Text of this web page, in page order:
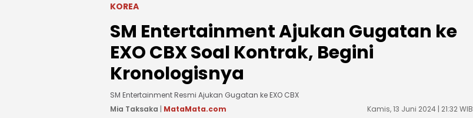
KOREA
SM Entertainment Ajukan Gugatan ke
EXO CBX Soal Kontrak, Begini
Kronologisnya
SM Entertainment Resmi Ajukan Gugatan ke EXO CBX
Mia Taksaka | MataMata.com Kamis, 13 Juni 2024 | 21:32 WIB